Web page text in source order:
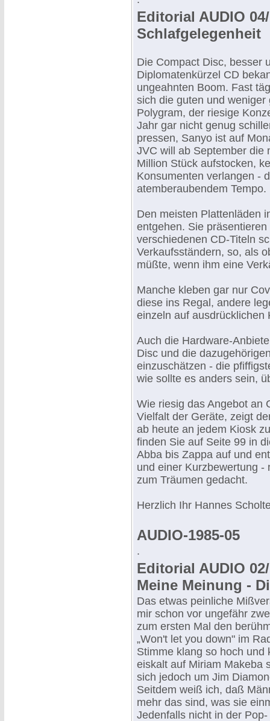
Editorial AUDIO
Schlafgelegenheit
Die Compact Disc, besser
Diplomatenkürzel CD
ungeahnten Boom. Fast
sich die guten und weniger
Polygram, der riesige
Jahr gar nicht genug
pressen, Sanyo ist auf
JVC will ab September die
Million Stück aufstocken,
Konsumenten verlangen -
atemberaubendem Tempo.
Den meisten Plattenläden
entgehen. Sie
verschiedenen CD-Titeln
Verkaufsständern, so, als
müßte, wenn ihm eine
Manche kleben gar nur
diese ins Regal, andere
einzeln auf ausdrücklichen
Auch die Hardware-
Disc und die
einzuschätzen - die
wie sollte es anders sein,
Wie riesig das Angebot an
Vielfalt der Geräte, zeigt
ab heute an jedem Kiosk
finden Sie auf Seite 99 in
Abba bis Zappa auf und
und einer Kurzbewertung -
zum Träumen gedacht.
Herzlich Ihr Hannes
AUDIO-1985-05
.
Editorial AUDIO
Meine Meinung -
Das etwas peinliche
mir schon vor ungefähr
zum ersten Mal den
„Won't let you down" im
Stimme klang so hoch und
eiskalt auf Miriam Makeba
sich jedoch um Jim
Seitdem weiß ich, daß
mehr das sind, was sie
Jedenfalls nicht in der